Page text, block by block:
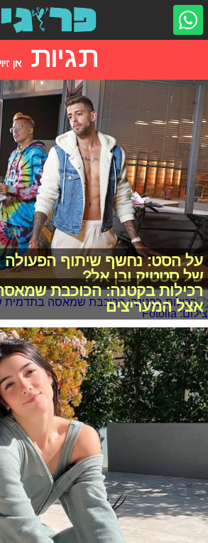
תגיות אן זיוי
על הסט: נחשף שיתוף הפעולה
של סטטיק ובן אל?
רכילות בקטנה: הכוכבת
אצל המעריצים